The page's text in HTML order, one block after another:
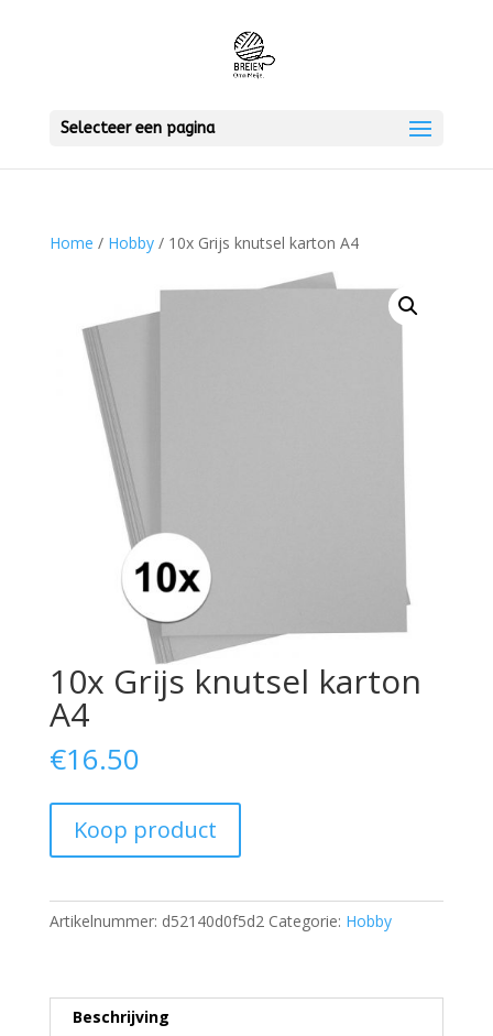
Selecteer een pagina
Home / Hobby/ 10x Grijs knutsel karton A4
10x Grijs knutsel karton
A4
€16.50
Koop product
Artikelnummer: d52140d0f5d2 Categorie: Hobby
Beschrijving